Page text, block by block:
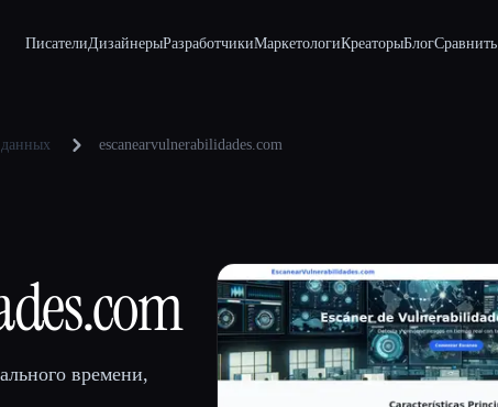
ПисателиДизайнерыРазработчикиМаркетологиКреаторыБлогСравнить
данных escanearvulnerabilidades.com
времени,